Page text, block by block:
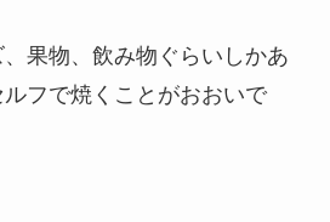
果物、飲み物ぐらいしかあ
フで焼くことがおおいで